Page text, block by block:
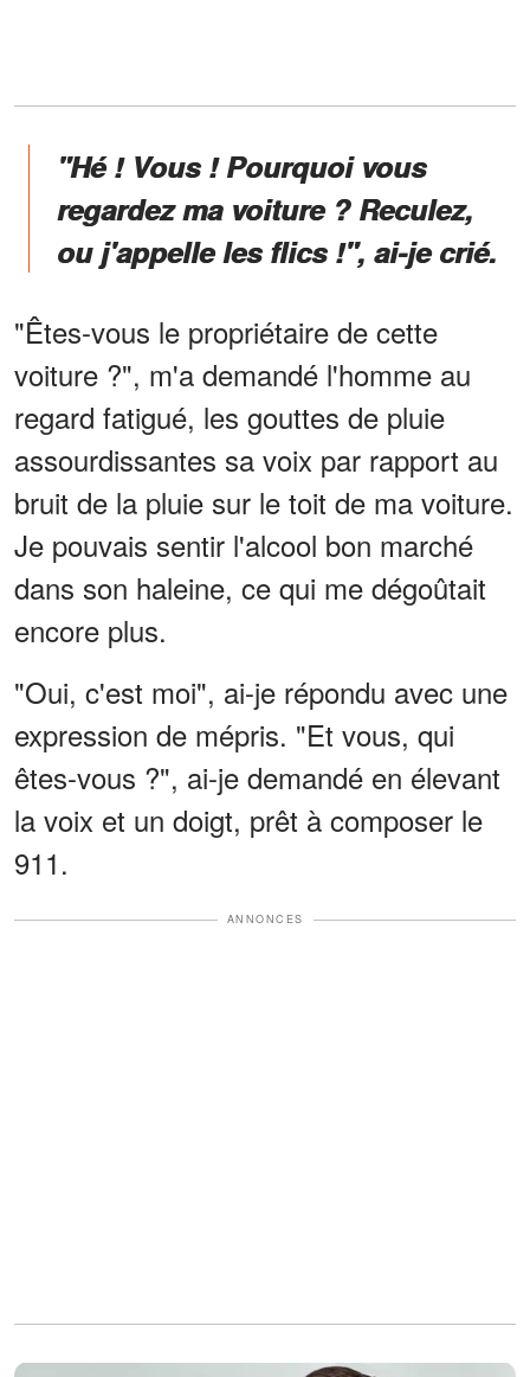
"Hé ! Vous ! Pourquoi vous
regardez ma voiture ? Reculez,
ou j'appelle les flics !", ai-je crié.
"Êtes-vous le propriétaire de cette
voiture ?", m'a demandé l'homme au
regard fatigué, les gouttes de pluie
assourdissantes sa voix par rapport au
bruit de la pluie sur le toit de ma voiture.
Je pouvais sentir l'alcool bon marché
dans son haleine, ce qui me dégoûtait
encore plus.
"Oui, c'est moi", ai-je répondu avec une
expression de mépris. "Et vous, qui
êtes-vous ?", ai-je demandé en élevant
la voix et un doigt, prêt à composer le
911.
ANNONCES